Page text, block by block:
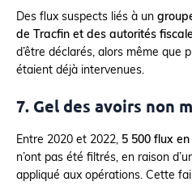
Des flux suspects liés à un
de Tracfin et des autorités
d’être déclarés, alors même que
étaient déjà intervenues.
7. Gel des avoirs non
Entre 2020 et 2022, 5 500 flux
n’ont pas été filtrés, en raison
appliqué aux opérations. Cette